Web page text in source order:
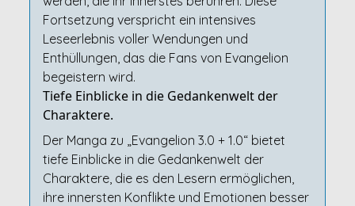
Fortsetzung verspricht ein intensives
Leseerlebnis voller Wendungen und
Enthüllungen, das die Fans von Evangelion
begeistern wird.
Tiefe Einblicke in die Gedankenwelt der
Charaktere.
Der Manga zu „Evangelion 3.0 + 1.0“ bietet
tiefe Einblicke in die Gedankenwelt der
Charaktere, die es den Lesern ermöglichen,
ihre innersten Konflikte und Emotionen besser